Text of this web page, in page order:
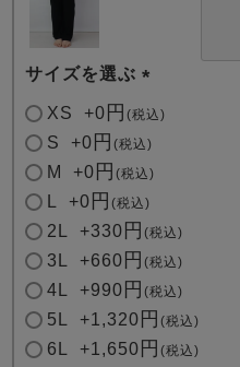
サイズを選ぶ
(
)
XS +0 税込
S +0 税込
M +0 税込
+0 税込
2L +330 税込
3L +660 税込
4L +990 税込
5L +1,320 税込
6L +1,650 税込